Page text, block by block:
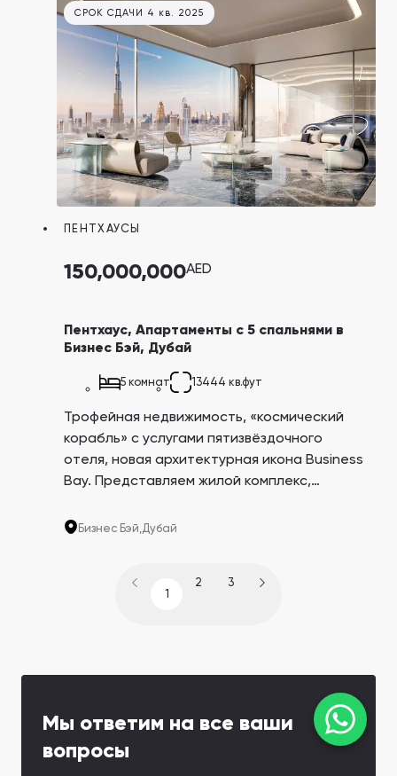
СРОК СДАЧИ 4 кв. 2025
ПЕНТХАУСЫ
150,000,000AED
Пентхаус, Апартаменты с 5 спальнями в
Бизнес Бэй, Дубай
5 комнат 13444 кв.фут
Трофейная недвижимость, «космический
корабль» с услугами пятизвёздочного
отеля, новая архитектурная икона Business
Bay. Представляем жилой комплекс,
автопроизводителем Bugatti, машины
Бизнес Бэй,Дубай
PREV
2 3
NEXT
Мы ответим на все ваши
вопросы